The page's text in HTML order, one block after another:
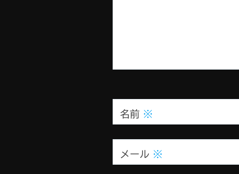
名前 ※
メール ※